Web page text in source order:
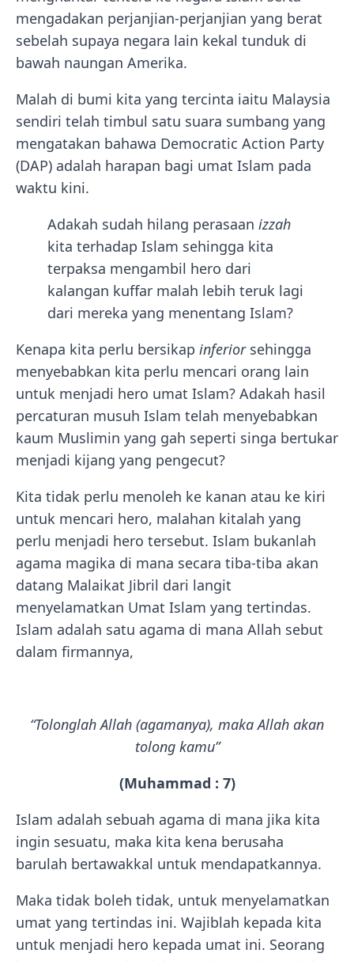
mengadakan perjanjian-perjanjian yang berat
sebelah supaya negara lain kekal tunduk di
bawah naungan Amerika.
Malah di bumi kita yang tercinta iaitu Malaysia
sendiri telah timbul satu suara sumbang yang
mengatakan bahawa Democratic Action Party
(DAP) adalah harapan bagi umat Islam pada
waktu kini.
Adakah sudah hilang perasaan izzah
kita terhadap Islam sehingga kita
terpaksa mengambil hero dari
kalangan kuffar malah lebih teruk lagi
dari mereka yang menentang Islam?
Kenapa kita perlu bersikap inferiorsehingga
menyebabkan kita perlu mencari orang lain
untuk menjadi hero umat Islam? Adakah hasil
percaturan musuh Islam telah menyebabkan
kaum Muslimin yang gah seperti singa bertukar
menjadi kijang yang pengecut?
Kita tidak perlu menoleh ke kanan atau ke kiri
untuk mencari hero, malahan kitalah yang
perlu menjadi hero tersebut. Islam bukanlah
agama magika di mana secara tiba-tiba akan
datang Malaikat Jibril dari langit
menyelamatkan Umat Islam yang tertindas.
Islam adalah satu agama di mana Allah sebut
dalam firmannya,
“Tolonglah Allah (agamanya), maka Allah akan
tolong kamu”
(Muhammad : 7)
Islam adalah sebuah agama di mana jika kita
ingin sesuatu, maka kita kena berusaha
barulah bertawakkal untuk mendapatkannya.
Maka tidak boleh tidak, untuk menyelamatkan
umat yang tertindas ini. Wajiblah kepada kita
untuk menjadi hero kepada umat ini. Seorang